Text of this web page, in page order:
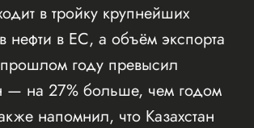
в тройку крупнейших
нефти в ЕС, а объём экспорта
году превысил
— на 27% больше, чем годом
напомнил, что Казахстан